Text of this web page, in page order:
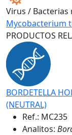
Virus / Bacterias
Mycobacterium
PRODUCTOS
BORDETELLA
(NEUTRAL)
Ref.: MC235
Analitos: